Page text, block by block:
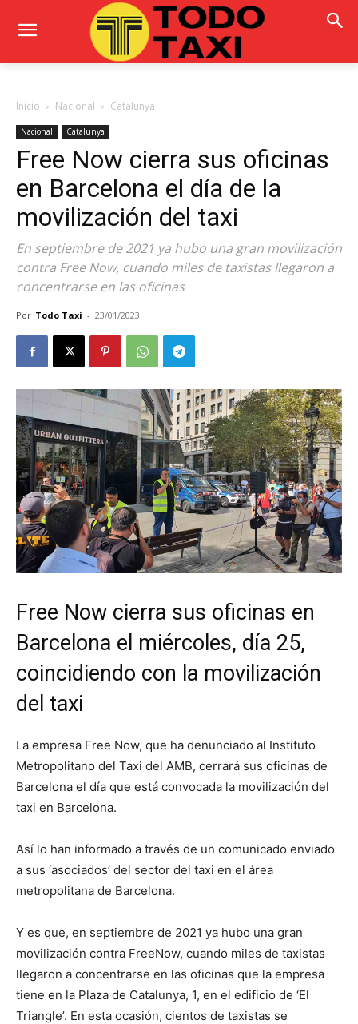
Inicio Nacional Catalunya
Nacional Catalunya
Free Now cierra sus oficinas
en Barcelona el día de la
movilización del taxi
En septiembre de 2021 ya hubo una gran movilización
contra Free Now, cuando miles de taxistas llegaron a
concentrarse en las oficinas
Por Todo Taxi - 23/01/2023
Free Now cierra sus oficinas en
Barcelona el miércoles, día 25,
coincidiendo con la movilización
del taxi
La empresa Free Now, que ha denunciado al Instituto
Metropolitano del Taxi del AMB, cerrará sus oficinas de
Barcelona el día que está convocada la movilización del
taxi en Barcelona.
Así lo han informado a través de un comunicado enviado
a sus ‘asociados’ del sector del taxi en el área
metropolitana de Barcelona.
Y es que, en septiembre de 2021 ya hubo una gran
movilización contra FreeNow, cuando miles de taxistas
llegaron a concentrarse en las oficinas que la empresa
tiene en la Plaza de Catalunya, 1, en el edificio de ‘El
Triangle’. En esta ocasión, cientos de taxistas se